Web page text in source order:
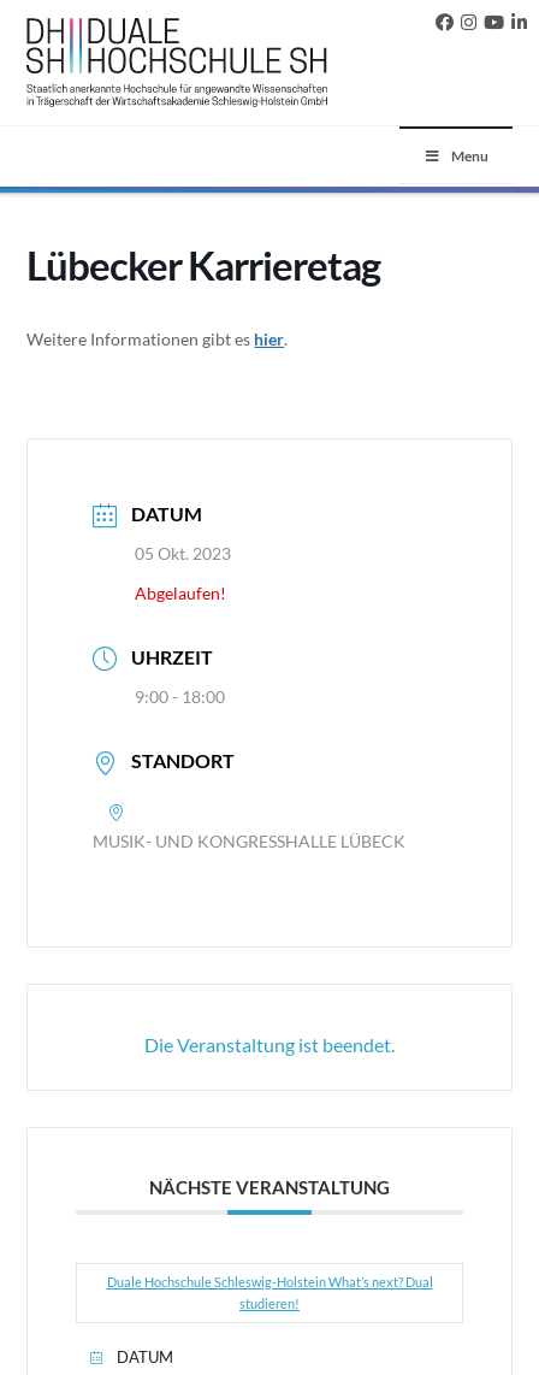
Menu
Lübecker Karrieretag
Weitere Informationen gibt es hier.
DATUM
05 Okt. 2023
Abgelaufen!
UHRZEIT
9:00 - 18:00
STANDORT
MUSIK- UND KONGRESSHALLE LÜBECK
Die Veranstaltung ist beendet.
NÄCHSTE VERANSTALTUNG
Duale Hochschule Schleswig-Holstein What’s next? Dual
studieren!
DATUM